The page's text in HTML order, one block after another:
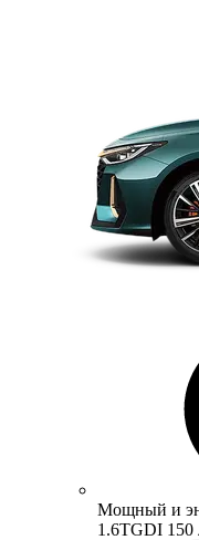
Мощный и
1.6TGDI 150